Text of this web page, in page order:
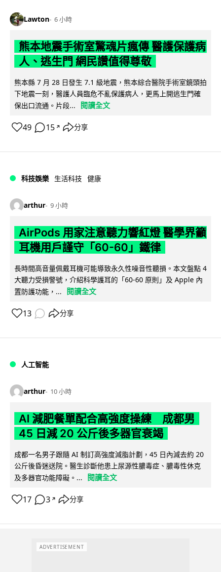
Lawton 6 小時
熊本地震手術室驚魂片瘋傳 醫護保護病
人、逃生門 網民讚值得尊敬
熊本縣 7 月 28 日發生 7.1 級地震，熊本綜合醫院手術室鏡頭拍
下地震一刻，醫護人員臨危不亂保護病人，更馬上開逃生門確
保出口流通。片段...
閱讀全文
49 15 ↗ 分享
科技娛樂 生活科技 健康
arthur 9 小時
AirPods 用家注意聽力響紅燈 醫學界籲
耳機用戶謹守「60-60」鐵律
長時間高音量佩戴耳機可能導致永久性噪音性聽損。本文盤點 4
大聽力受損警號，介紹科學護耳的「60-60 原則」及 Apple 內
置防護功能，...
閱讀全文
13 分享
人工智能
arthur 10 小時
AI 減肥餐單配合高強度操練 成都男
45 日減 20 公斤後多器官衰竭
成都一名男子跟隨 AI 制訂高強度減脂計劃，45 日內減去約 20
公斤後昏迷送院。醫生診斷他患上尿源性膿毒症、膿毒性休克
及多器官功能障礙。...
閱讀全文
17 3 ↗ 分享
ADVERTISEMENT